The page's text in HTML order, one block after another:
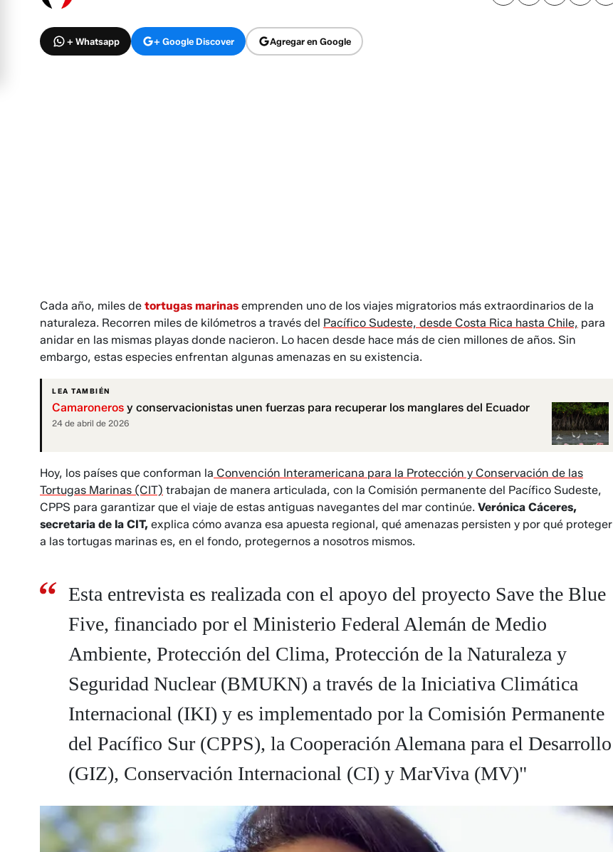
+ Whatsapp + Google Discover Agregar en Google
Cada año, miles de tortugas marinas emprenden uno de los viajes migratorios más extraordinarios de la
naturaleza. Recorren miles de kilómetros a través del Pacífico Sudeste, desde Costa Rica hasta Chile, para
anidar en las mismas playas donde nacieron. Lo hacen desde hace más de cien millones de años. Sin
embargo, estas especies enfrentan algunas amenazas en su existencia.
LEA TAMBIÉN
Camaroneros y conservacionistas unen fuerzas para recuperar los manglares del Ecuador
24 de abril de 2026
Hoy, los países que conforman la Convención Interamericana para la Protección y Conservación de las
Tortugas Marinas (CIT) trabajan de manera articulada, con la Comisión permanente del Pacífico Sudeste,
CPPS para garantizar que el viaje de estas antiguas navegantes del mar continúe. Verónica Cáceres,
secretaria de la CIT, explica cómo avanza esa apuesta regional, qué amenazas persisten y por qué proteger
a las tortugas marinas es, en el fondo, protegernos a nosotros mismos.
Esta entrevista es realizada con el apoyo del proyecto Save the Blue
Five, financiado por el Ministerio Federal Alemán de Medio
Ambiente, Protección del Clima, Protección de la Naturaleza y
Seguridad Nuclear (BMUKN) a través de la Iniciativa Climática
Internacional (IKI) y es implementado por la Comisión Permanente
del Pacífico Sur (CPPS), la Cooperación Alemana para el Desarrollo
(GIZ), Conservación Internacional (CI) y MarViva (MV)"